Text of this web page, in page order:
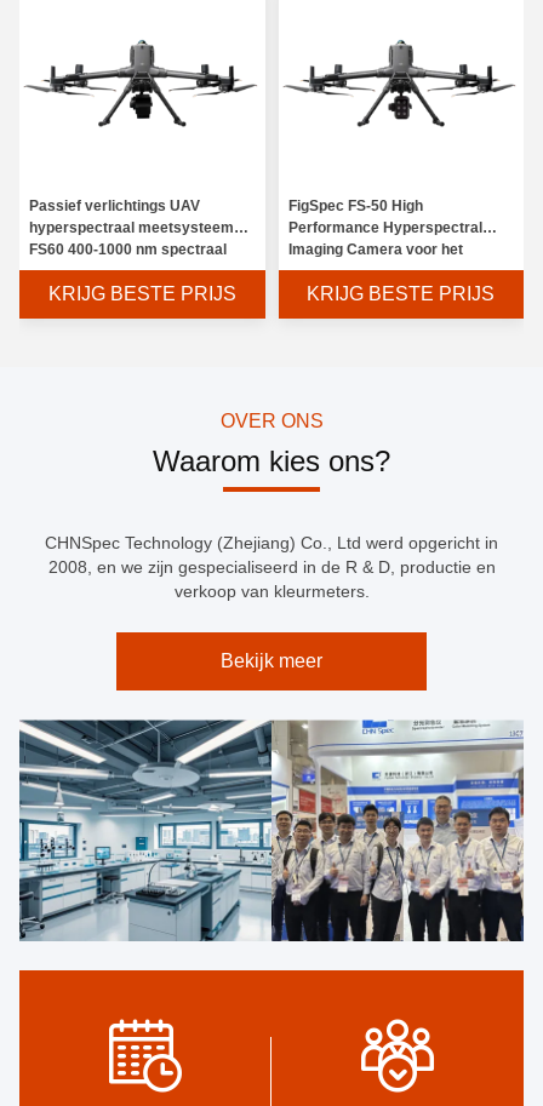
Passief verlichtings UAV
hyperspectraal meetsysteem
FS60 400-1000 nm spectraal
bereik
KRIJG BESTE PRIJS
FigSpec FS-50 High
Performance Hyperspectral
Imaging Camera voor het
beoordelen van water
KRIJG BESTE PRIJS
OVER ONS
Waarom kies ons?
CHNSpec Technology (Zhejiang) Co., Ltd werd opgericht in
2008, en we zijn gespecialiseerd in de R & D, productie en
verkoop van kleurmeters.
Bekijk meer